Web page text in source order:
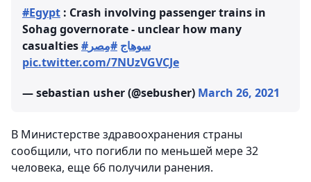
#Egypt : Crash involving passenger trains in
Sohag governorate - unclear how many
casualties
#سوهاج #مِصر
pic.twitter.com/7NUzVGVCJe
— sebastian usher (@sebusher) March 26, 2021
В Министерстве здравоохранения страны
сообщили, что погибли по меньшей мере 32
человека, еще 66 получили ранения.